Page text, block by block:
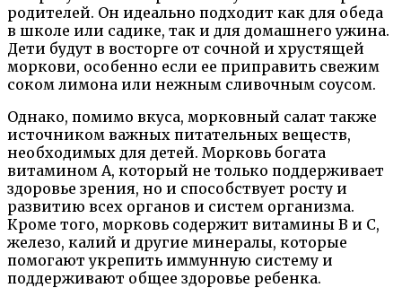
родителей. Он идеально подходит как для обеда
в школе или садике, так и для домашнего ужина.
Дети будут в восторге от сочной и хрустящей
моркови, особенно если ее приправить свежим
соком лимона или нежным сливочным соусом.
Однако, помимо вкуса, морковный салат также
источником важных питательных веществ,
необходимых для детей. Морковь богата
витамином А, который не только поддерживает
здоровье зрения, но и способствует росту и
развитию всех органов и систем организма.
Кроме того, морковь содержит витамины В и C,
железо, калий и другие минералы, которые
помогают укрепить иммунную систему и
поддерживают общее здоровье ребенка.